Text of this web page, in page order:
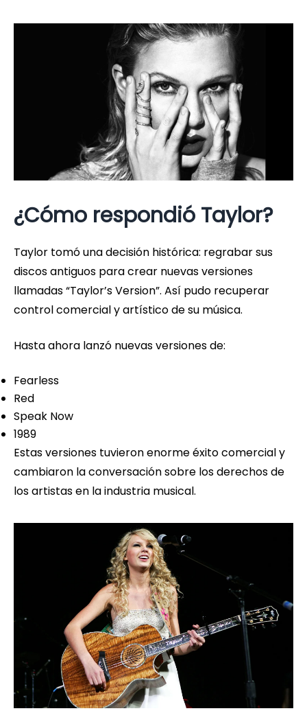
¿Cómo respondió Taylor?
Taylor tomó una decisión histórica: regrabar sus
discos antiguos para crear nuevas versiones
llamadas “Taylor’s Version”. Así pudo recuperar
control comercial y artístico de su música.
Hasta ahora lanzó nuevas versiones de:
Fearless
Red
Speak Now
1989
Estas versiones tuvieron enorme éxito comercial y
cambiaron la conversación sobre los derechos de
los artistas en la industria musical.